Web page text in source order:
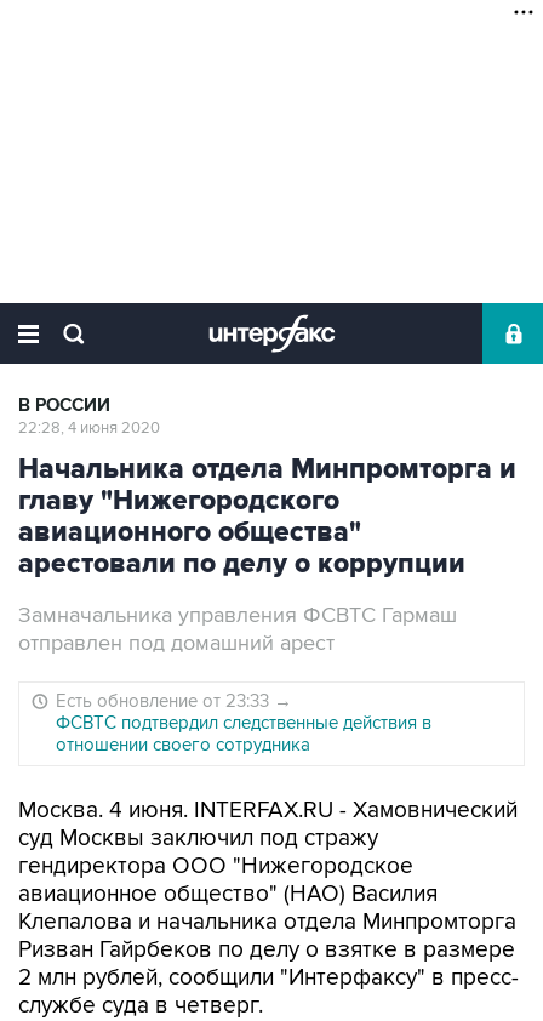
В РОССИИ
22:28, 4 июня 2020
Начальника отдела Минпромторга и
главу "Нижегородского
авиационного общества"
арестовали по делу о коррупции
Замначальника управления ФСВТС Гармаш
отправлен под домашний арест
Есть обновление от 23:33 →
ФСВТС подтвердил следственные действия в
отношении своего сотрудника
Москва. 4 июня. INTERFAX.RU - Хамовнический
суд Москвы заключил под стражу
гендиректора ООО "Нижегородское
авиационное общество" (НАО) Василия
Клепалова и начальника отдела Минпромторга
Ризван Гайрбеков по делу о взятке в размере
2 млн рублей, сообщили "Интерфаксу" в пресс-
службе суда в четверг.